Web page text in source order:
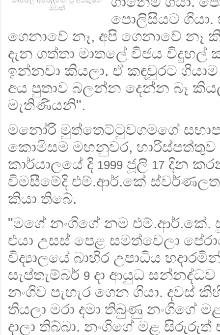
මවක්
පොලිසියට ගියා.
ගෙනාවේ නෑ, අපි ගෙනාවේ නෑ
දැන ගත්තා මාතලේ විජය විදුහල්
ඉන්නවා කියලා. ඒ කඳවුරට
අය පුතාව බලන්න දෙන්න බෑ
මැතිණියනි".
මනෝරි මුත්තෙට්ටුවගමගේ
කොමිසම මහනුවර, හාරිස්පත්තුව
කාර්යාලයේ දි 1999 ජූලි 17 දින
විමසීමේදි එම්.ආර්.කේ
කියා තිබේ.
"මගේ නංගිගේ නම එම්.ආර්.කේ.
එයා උසස් පෙළ සමත්වෙලා
විද්‍යාලයේ බාහිර උපාධිය
සැප්තැම්බර් 9 දා ආයුධ සන්නද්ධව
නංගිව පැහැර ගෙන ගියා. දවස්
තියලා මරා දමා තිබුණු නංගිගේ
දාලා තිබ්බා. නංගිගේ මළ